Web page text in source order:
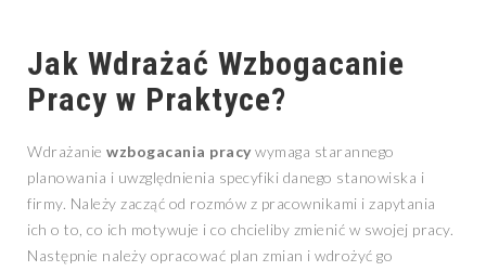
Jak Wdrażać Wzbogacanie
Pracy w Praktyce?
Wdrażanie wzbogacania pracy wymaga starannego
planowania i uwzględnienia specyfiki danego stanowiska i
firmy. Należy zacząć od rozmów z pracownikami i zapytania
ich o to, co ich motywuje i co chcieliby zmienić w swojej pracy.
Następnie należy opracować plan zmian i wdrożyć go